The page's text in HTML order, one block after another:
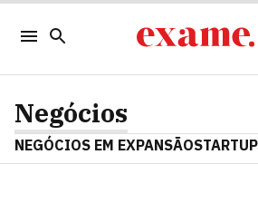
Negócios
NEGÓCIOS EM EXPANSÃO